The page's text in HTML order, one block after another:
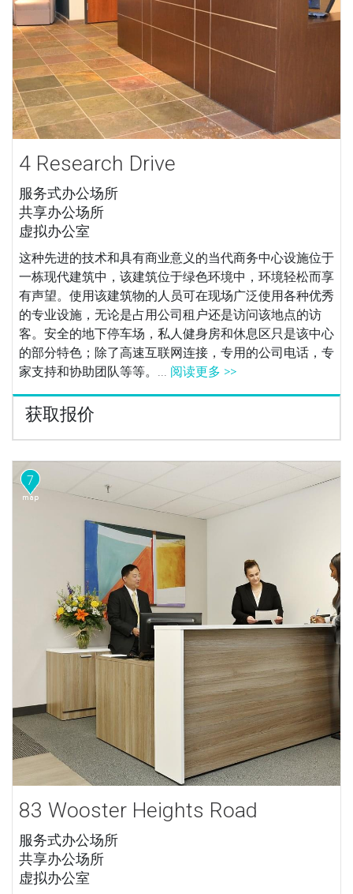
4 Research Drive
服务式办公场所
共享办公场所
虚拟办公室
这种先进的技术和具有商业意义的当代商务中心设施位于
一栋现代建筑中，该建筑位于绿色环境中，环境轻松而享
有声望。使用该建筑物的人员可在现场广泛使用各种优秀
的专业设施，无论是占用公司租户还是访问该地点的访
客。安全的地下停车场，私人健身房和休息区只是该中心
的部分特色；除了高速互联网连接，专用的公司电话，专
家支持和协助团队等等。... 阅读更多 >>
获取报价
7
83 Wooster Heights Road
服务式办公场所
共享办公场所
虚拟办公室